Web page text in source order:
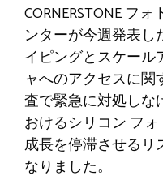
CORNERSTONE フ
ンターが今週発表し
イピングとスケー
ャへのアクセスに
査で緊急に対処しな
おけるシリコン フ
成長を停滞させるリ
なりました。